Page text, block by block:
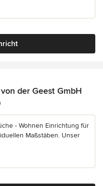
der Geest GmbH
5 Sternen
- Wohnen Einrichtung für
Maßstäben. Unser